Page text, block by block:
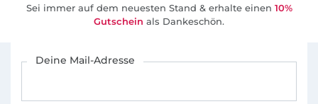
Sei immer auf dem neuesten Stand & erhalte einen 10%
Gutschein als Dankeschön.
Deine Mail-Adresse